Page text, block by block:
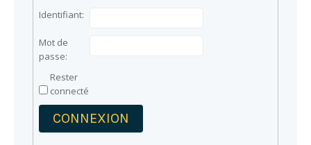
Identifiant:
Mot de
passe:
Rester
connecté
CONNEXION